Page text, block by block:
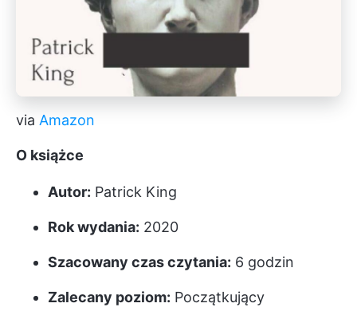
via Amazon
O książce
Autor: Patrick King
Rok wydania: 2020
Szacowany czas czytania: 6 godzin
Zalecany poziom: Początkujący